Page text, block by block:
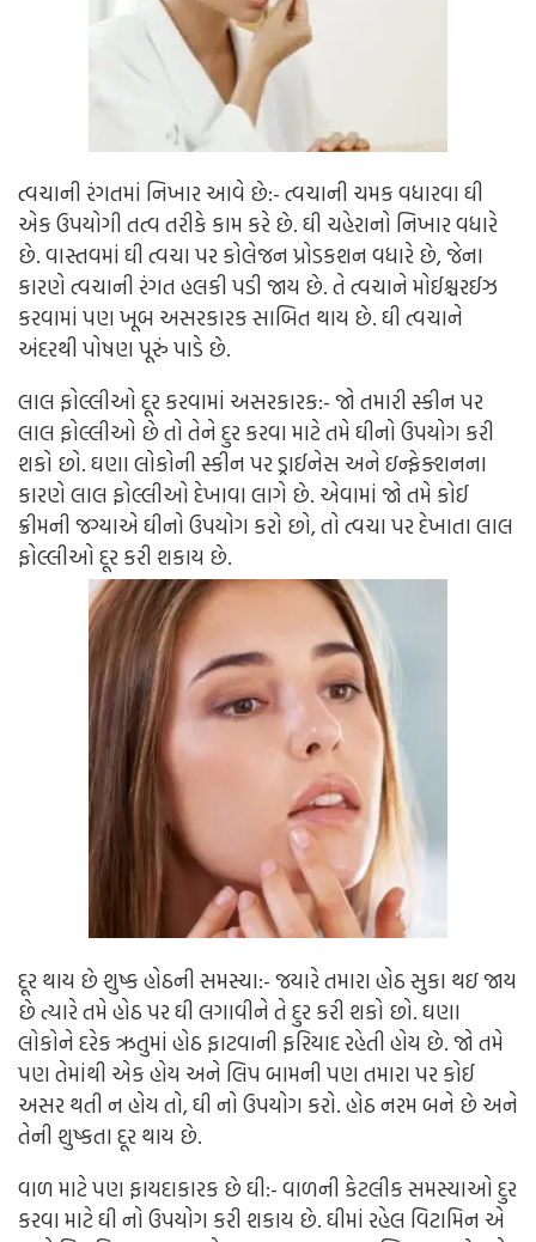
ત્વચાની રંગતમાં નિખાર આવે છે:-ત્વચાની ચમક વધારવા ઘી
એક ઉપયોગી તત્વ તરીકે કામ કરે છે. ઘી ચહેરાનો નિખાર વધારે
છે. વાસ્તવમાં ઘી ત્વચા પર કોલેજન પ્રોડકશન વધારે છે, જેના
કારણે ત્વચાની રંગત હલકી પડી જાય છે. તે ત્વચાને મોઈશ્ચરઈઝ
કરવામાં પણ ખૂબ અસરકારક સાબિત થાય છે. ઘી ત્વચાને
અંદરથી પોષણ પૂરું પાડે છે.
લાલ ફોલ્લીઓ દૂર કરવામાં અસરકારક:-જો તમારી સ્કીન પર
લાલ ફોલ્લીઓ છે તો તેને દુર કરવા માટે તમે ઘીનો ઉપયોગ કરી
શકો છો. ઘણા લોકોની સ્કીન પર ડ્રાઈનેસ અને ઇન્ફેક્શનના
કારણે લાલ ફોલ્લીઓ દેખાવા લાગે છે. એવામાં જો તમે કોઈ
ક્રીમની જગ્યાએ ઘીનો ઉપયોગ કરો છો, તો ત્વચા પર દેખાતા લાલ
ફોલ્લીઓ દૂર કરી શકાય છે.
દૂર થાય છે શુષ્ક હોઠની સમસ્યા:-જયારે તમારા હોઠ સુકા થઇ જાય
છે ત્યારે તમે હોઠ પર ઘી લગાવીને તે દુર કરી શકો છો. ઘણા
લોકોને દરેક ઋતુમાં હોઠ ફાટવાની ફરિયાદ રહેતી હોય છે. જો તમે
પણ તેમાંથી એક હોય અને લિપ બામની પણ તમારા પર કોઈ
અસર થતી ન હોય તો, ઘી નો ઉપયોગ કરો. હોઠ નરમ બને છે અને
તેની શુષ્કતા દૂર થાય છે.
વાળ માટે પણ ફાયદાકારક છે ઘી:-વાળની કેટલીક સમસ્યાઓ દુર
કરવા માટે ઘી નો ઉપયોગ કરી શકાય છે. ઘીમાં રહેલ વિટામિન એ